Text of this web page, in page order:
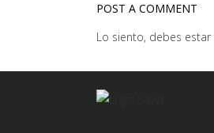
POST A COMMENT
Lo siento, debes estar